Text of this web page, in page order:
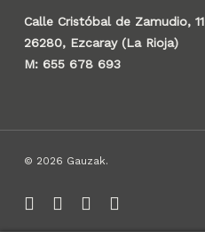
Calle Cristóbal de Zamudio, 11
26280, Ezcaray (La Rioja)
M: 655 678 693
© 2026 Gauzak.
linkedininstagrambehancewhatsapp